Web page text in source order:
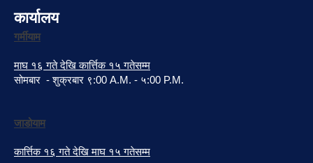
कार्यालय
गर्मीयाम
माघ १६ गते देखि कार्त्तिक १५ गतेसम्म
सोमबार - शुक्रबार ९:00 A.M. - ५:00 P.M.
जाडोयाम
कार्त्तिक १६ गते देखि माघ १५ गतेसम्म